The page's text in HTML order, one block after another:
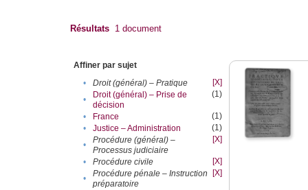
Résultats 1 document
Affiner par sujet
•
Droit (général) – Pratique
[X]
•
Droit (général) – Prise de
décision
(1)
• France
(1)
•
Justice – Administration
(1)
•
Procédure (général) –
Processus judiciaire
[X]
• Procédure civile
[X]
•
Procédure pénale – Instruction
préparatoire
[X]